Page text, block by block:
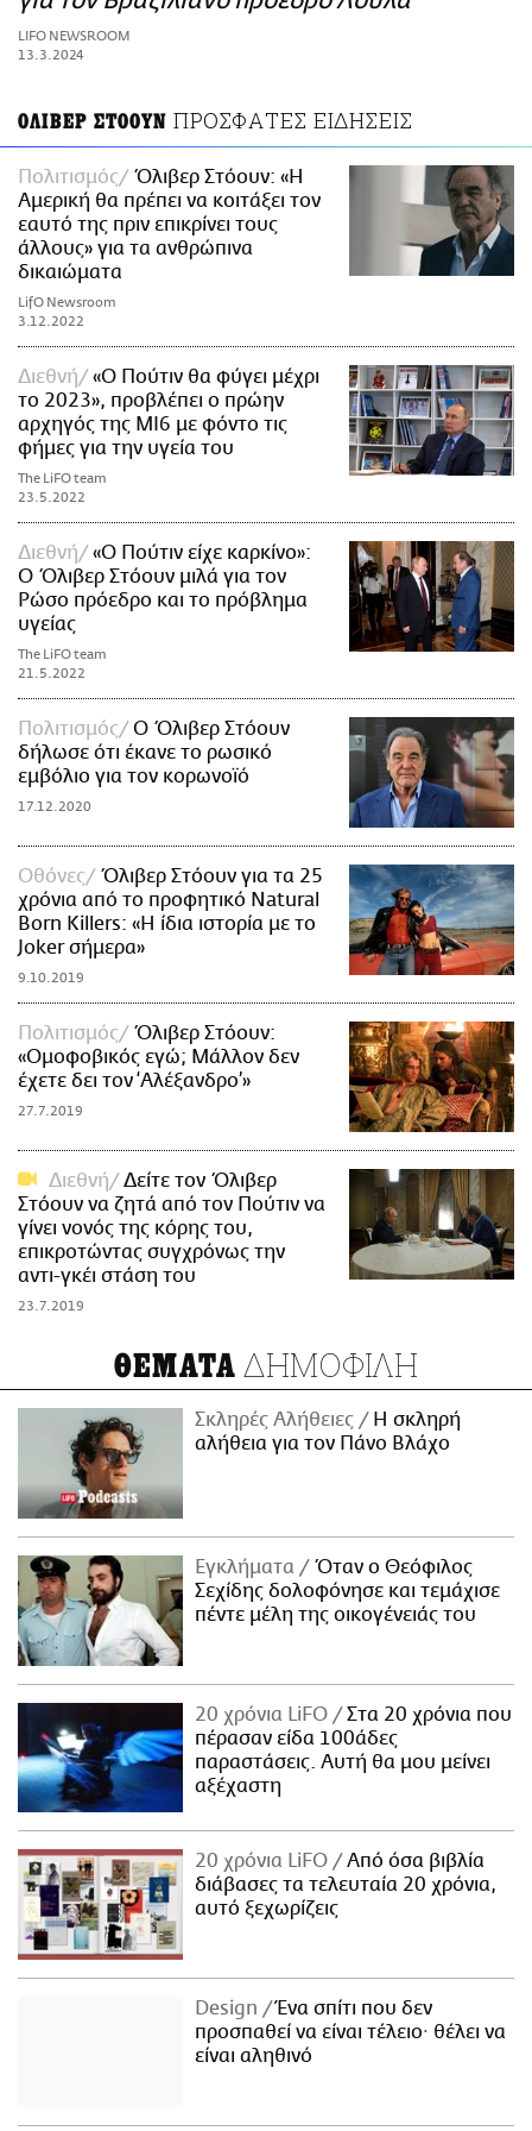
ΑΜΠΑ
PRINT
LIFO NEWSROOM
13.3.2024
ΟΛΙΒΕΡ ΣΤΟΟΥΝ ΠΡΟΣΦΑΤΕΣ ΕΙΔΗΣΕΙΣ
Πολιτισμός
Όλιβερ Στόουν: «Η
Αμερική θα πρέπει να κοιτάξει τον
εαυτό της πριν επικρίνει τους
άλλους» για τα ανθρώπινα
δικαιώματα
LifO Newsroom
3.12.2022
Διεθνή
«Ο Πούτιν θα φύγει μέχρι
το 2023», προβλέπει ο πρώην
αρχηγός της MI6 με φόντο τις
φήμες για την υγεία του
The LiFO team
23.5.2022
Διεθνή
«Ο Πούτιν είχε καρκίνο»:
Ο Όλιβερ Στόουν μιλά για τον
Ρώσο πρόεδρο και το πρόβλημα
υγείας
The LiFO team
21.5.2022
Πολιτισμός
Ο Όλιβερ Στόουν
δήλωσε ότι έκανε το ρωσικό
εμβόλιο για τον κορωνοϊό
17.12.2020
Οθόνες
Όλιβερ Στόουν για τα 25
χρόνια από το προφητικό Natural
Born Killers: «H ίδια ιστορία με το
Joker σήμερα»
9.10.2019
Πολιτισμός
Όλιβερ Στόουν:
«Ομοφοβικός εγώ; Μάλλον δεν
έχετε δει τον ‘Αλέξανδρο’»
27.7.2019
Διεθνή
Δείτε τον Όλιβερ
Στόουν να ζητά από τον Πούτιν να
γίνει νονός της κόρης του,
επικροτώντας συγχρόνως την
αντι-γκέι στάση του
23.7.2019
ΘΕΜΑΤΑ ΔΗΜΟΦΙΛΗ
Σκληρές Αλήθειες
H σκληρή
αλήθεια για τον Πάνο Βλάχο
Εγκλήματα
Όταν ο Θεόφιλος
Σεχίδης δολοφόνησε και τεμάχισε
πέντε μέλη της οικογένειάς του
20 χρόνια LiFO
Στα 20 χρόνια που
πέρασαν είδα 100άδες
παραστάσεις. Αυτή θα μου μείνει
αξέχαστη
20 χρόνια LiFO
Από όσα βιβλία
διάβασες τα τελευταία 20 χρόνια,
αυτό ξεχωρίζεις
Design
Ένα σπίτι που δεν
προσπαθεί να είναι τέλειο· θέλει να
είναι αληθινό